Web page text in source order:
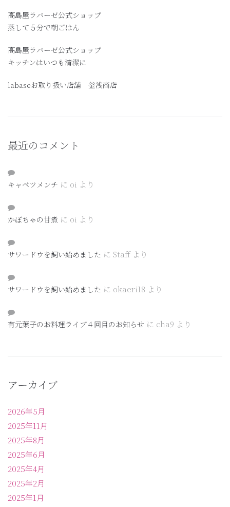
高島屋ラバーゼ公式ショップ
蒸して５分で朝ごはん
髙島屋ラバーゼ公式ショップ
キッチンはいつも清潔に
labaseお取り扱い店舗 釡浅商店
最近のコメント
キャベツメンチ に oi より
かぼちゃの甘煮 に oi より
サワードウを飼い始めました に Staffより
サワードウを飼い始めました に okaeri18 より
有元葉子のお料理ライブ４回目のお知らせ に cha9 より
アーカイブ
2026年5月
2025年11月
2025年8月
2025年6月
2025年4月
2025年2月
2025年1月